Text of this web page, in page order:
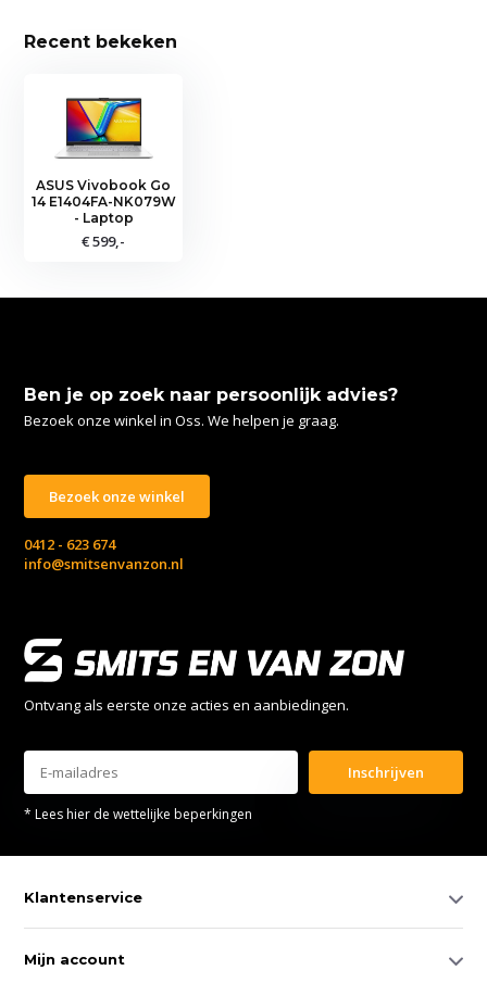
Recent bekeken
ASUS Vivobook Go
14 E1404FA-NK079W
- Laptop
€ 599,-
Ben je op zoek naar persoonlijk advies?
Bezoek onze winkel in Oss. We helpen je graag.
Bezoek onze winkel
0412 - 623 674
info@smitsenvanzon.nl
Ontvang als eerste onze acties en aanbiedingen.
Inschrijven
* Lees hier de wettelijke beperkingen
Klantenservice
Mijn account